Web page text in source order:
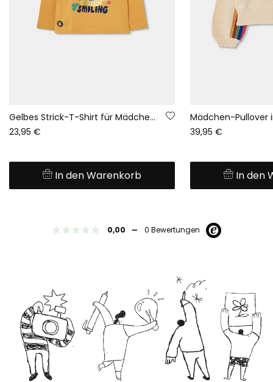
Gelbes Strick-T-Shirt für Mädchen mit Smiley-Pailletten
23,95 €
In den Warenkorb
39,95 €
In den
0,00 - 0 Bewertungen